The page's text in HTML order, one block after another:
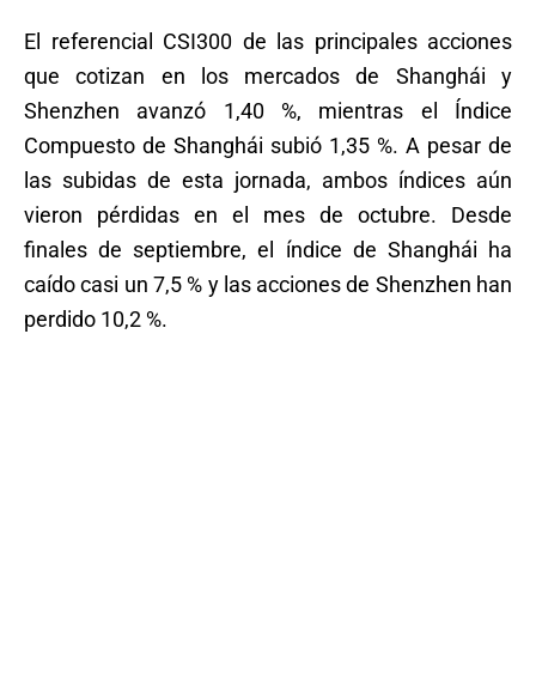
El referencial CSI300 de las principales acciones
que cotizan en los mercados de Shanghái y
Shenzhen avanzó 1,40 %, mientras el Índice
Compuesto de Shanghái subió 1,35 %. A pesar de
las subidas de esta jornada, ambos índices aún
vieron pérdidas en el mes de octubre. Desde
finales de septiembre, el índice de Shanghái ha
caído casi un 7,5 % y las acciones de Shenzhen han
perdido 10,2 %.